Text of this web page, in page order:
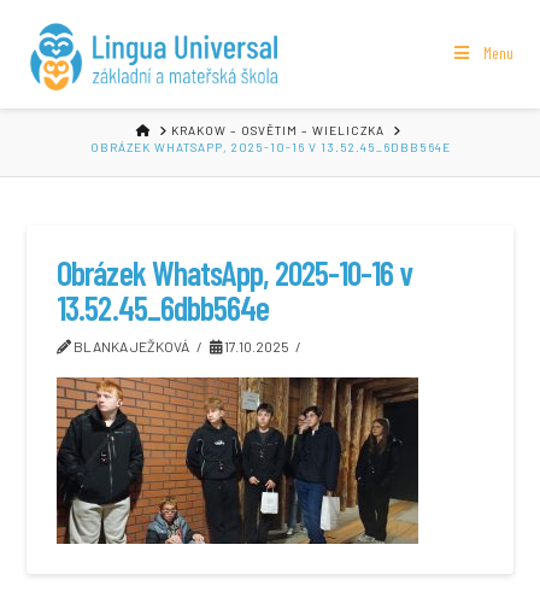
Menu
HOMEKRAKOW – OSVĚTIM – WIELICZKA
OBRÁZEK WHATSAPP, 2025-10-16 V 13.52.45_6DBB564E
Obrázek WhatsApp, 2025-10-16 v
13.52.45_6dbb564e
BLANKA JEŽKOVÁ 17.10.2025